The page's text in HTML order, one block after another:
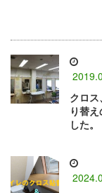
クロス
り替
した。